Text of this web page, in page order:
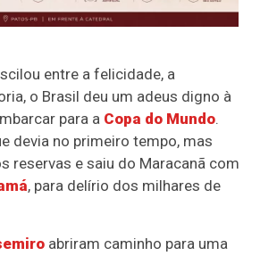
entre a felicidade, a
o Brasil deu um adeus digno à
para a Copa do Mundo.
devia no primeiro tempo, mas
reservas e saiu do Maracanã com
, para delírio dos milhares de
abriram caminho para uma